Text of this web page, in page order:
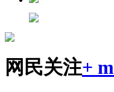
网民关注+